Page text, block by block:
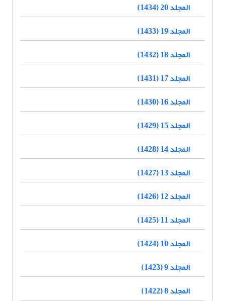
المجلد 20 (1434)
المجلد 19 (1433)
المجلد 18 (1432)
المجلد 17 (1431)
المجلد 16 (1430)
المجلد 15 (1429)
المجلد 14 (1428)
المجلد 13 (1427)
المجلد 12 (1426)
المجلد 11 (1425)
المجلد 10 (1424)
المجلد 9 (1423)
المجلد 8 (1422)